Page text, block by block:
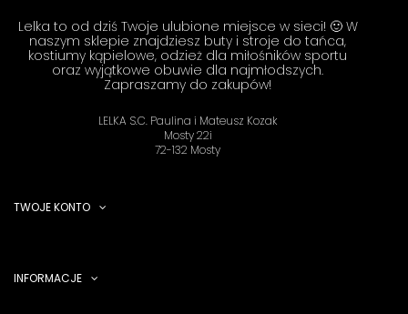
Lelka to od dziś Twoje ulubione miejsce w sieci! 🙂 W
naszym sklepie znajdziesz buty i stroje do tańca,
kostiumy kąpielowe, odzież dla miłośników sportu
oraz wyjątkowe obuwie dla najmłodszych.
Zapraszamy do zakupów!
LELKA S.C. Paulina i Mateusz Kozak
Mosty 22i
72-132 Mosty
TWOJE KONTO
INFORMACJE